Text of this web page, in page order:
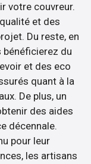
votre couvreur.
et des
Du reste, en
du
et des eco
quant à la
De plus, un
des aides
décennale.
pour leur
les artisans